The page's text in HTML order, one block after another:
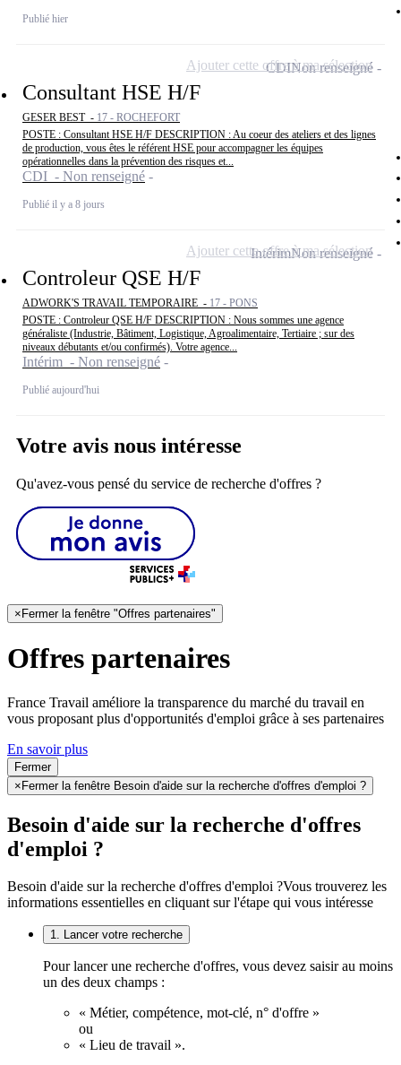
Publié hier
Consultant HSE H/F
GESER BEST - 17 - ROCHEFORT
POSTE : Consultant HSE H/F DESCRIPTION : Au coeur des ateliers et des lignes
de production, vous êtes le référent HSE pour accompagner les équipes
opérationnelles dans la prévention des risques et...
CDI - Non renseigné
Publié il y a 8 jours
CDINon renseigné
Ajouter cette offre à ma sélection
Controleur QSE H/F
ADWORK'S TRAVAIL TEMPORAIRE - 17 - PONS
POSTE : Controleur QSE H/F DESCRIPTION : Nous sommes une agence
généraliste (Industrie, Bâtiment, Logistique, Agroalimentaire, Tertiaire ; sur des
niveaux débutants et/ou confirmés). Votre agence...
Intérim - Non renseigné
Publié aujourd'hui
IntérimNon renseigné
Ajouter cette offre à ma sélection
Votre avis nous intéresse
Qu'avez-vous pensé du service de recherche d'offres ?
× Fermer la fenêtre "Offres partenaires"
Offres partenaires
France Travail améliore la transparence du marché du travail en
vous proposant plus d'opportunités d'emploi grâce à ses partenaires
En savoir plus
Fermer
×Fermer la fenêtre Besoin d'aide sur la recherche d'offres d'emploi ?
Besoin d'aide sur la recherche d'offres
d'emploi ?
Besoin d'aide sur la recherche d'offres d'emploi ?Vous trouverez les
informations essentielles en cliquant sur l'étape qui vous intéresse
1. Lancer votre recherche
Pour lancer une recherche d'offres, vous devez saisir au moins
un des deux champs :
« Métier, compétence, mot-clé, n° d'offre »
ou
« Lieu de travail ».